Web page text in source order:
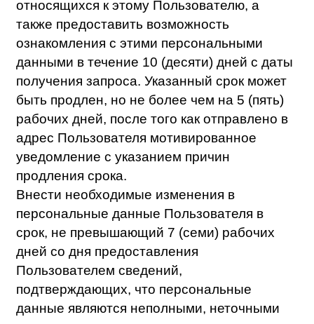
поступления указанного отзыва, если
иное не соглашением между оператором
и субъектом персональных данных либо
если оператор не вправе осуществлять
обработку персональных данных без
согласия субъекта персональных данных
на основаниях, предусмотренных
федеральными законами;
обращения субъекта персональных
данных к оператору с требованием о
данных оператор обязан в срок, не
превышающий 10 (десяти) рабочих дней
с даты получения оператором
соответствующего требования,
прекратить их обработку или обеспечить
прекращение такой обработки (если
осуществляющим обработку
персональных данных);